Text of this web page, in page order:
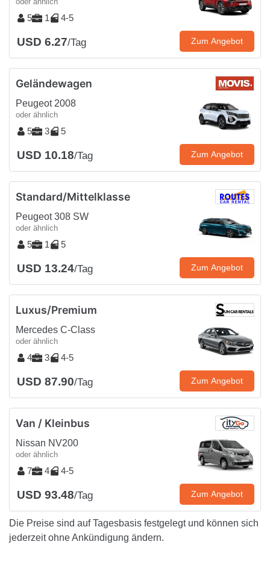
5 1 4-5
USD 6.27/Tag Zum Angebot
Geländewagen
Peugeot 2008
oder ähnlich
5 3 5
USD 10.18/Tag Zum Angebot
Standard/Mittelklasse
Peugeot 308 SW
oder ähnlich
5 1 5
USD 13.24/Tag Zum Angebot
Luxus/Premium
Mercedes C-Class
oder ähnlich
4 3 4-5
USD 87.90/Tag Zum Angebot
Van / Kleinbus
Nissan NV200
oder ähnlich
7 4 4-5
USD 93.48/Tag Zum Angebot
Die Preise sind auf Tagesbasis festgelegt und können sich
jederzeit ohne Ankündigung ändern.